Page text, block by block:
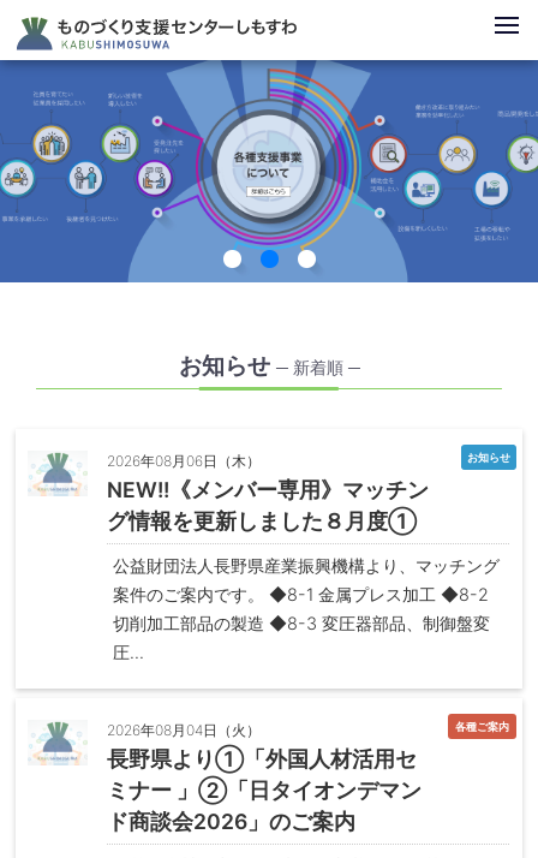
お知らせ ─ 新着順 ─
お知らせ
2026年08月06日（木）
NEW!!《メンバー専用》マッチン
グ情報を更新しました８月度①
公益財団法人長野県産業振興機構より、マッチング
案件のご案内です。 ◆8-1 金属プレス加工 ◆8-2
切削加工部品の製造 ◆8-3 変圧器部品、制御盤変
圧...
各種ご案内
2026年08月04日（火）
長野県より①「外国人材活用セ
ミナー 」②「日タイオンデマン
ド商談会2026」のご案内